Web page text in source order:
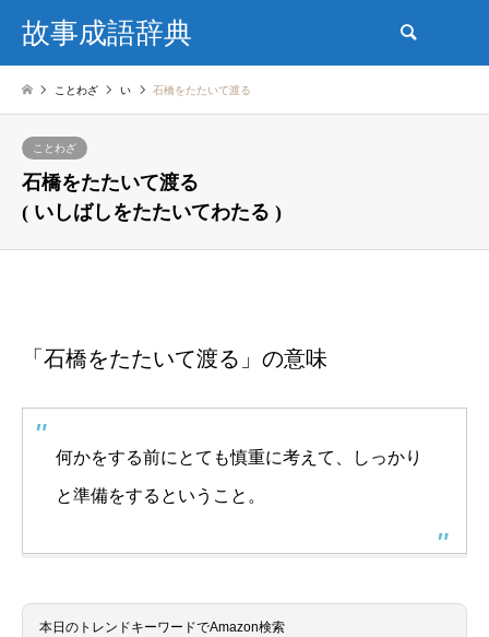
故事成語辞典
ことわざ い 石橋をたたいて渡る
ことわざ
石橋をたたいて渡る
( いしばしをたたいてわたる )
「石橋をたたいて渡る」の意味
何かをする前にとても慎重に考えて、しっかり
と準備をするということ。
本日のトレンドキーワードでAmazon検索